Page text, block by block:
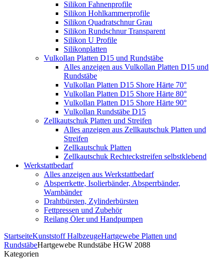
Silikon Fahnenprofile
Silikon Hohlkammerprofile
Silikon Quadratschnur Grau
Silikon Rundschnur Transparent
Silikon U Profile
Silikonplatten
Vulkollan Platten D15 und Rundstäbe
Alles anzeigen aus Vulkollan Platten D15 und
Rundstäbe
Vulkollan Platten D15 Shore Härte 70°
Vulkollan Platten D15 Shore Härte 80°
Vulkollan Platten D15 Shore Härte 90°
Vulkollan Rundstäbe D15
Zellkautschuk Platten und Streifen
Alles anzeigen aus Zellkautschuk Platten und
Streifen
Zellkautschuk Platten
Zellkautschuk Rechteckstreifen selbstklebend
Werkstattbedarf
Alles anzeigen aus Werkstattbedarf
Absperrkette, Isolierbänder, Absperrbänder,
Warnbänder
Drahtbürsten, Zylinderbürsten
Fettpressen und Zubehör
Reilang Öler und Handpumpen
StartseiteKunststoff HalbzeugeHartgewebe Platten und
RundstäbeHartgewebe Rundstäbe HGW 2088
Kategorien